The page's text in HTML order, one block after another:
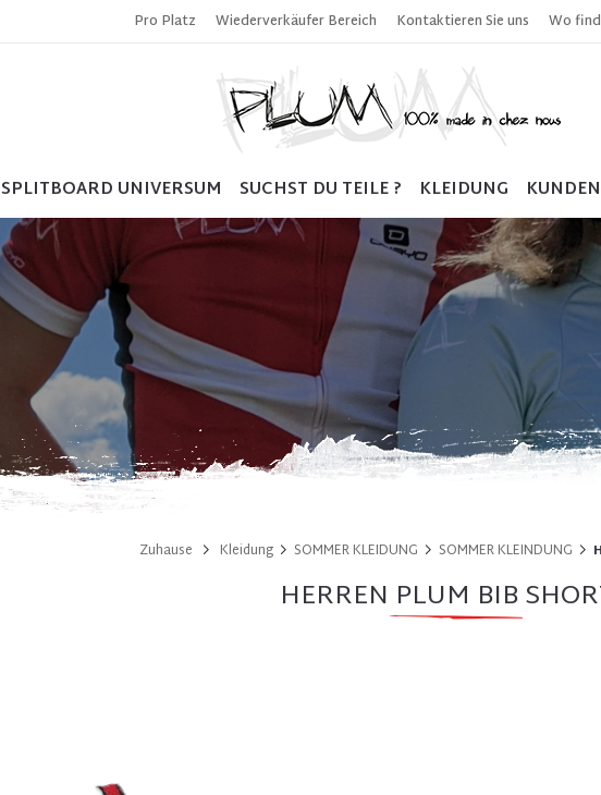
Pro Platz Wiederverkäufer Bereich Kontaktieren Sie uns Wo
SPLITBOARD UNIVERSUM SUCHST DU TEILE ? KLEIDUNG
Zuhause Kleidung SOMMER KLEIDUNG SOMMER KLEINDUNG
HERREN PLUM BIB